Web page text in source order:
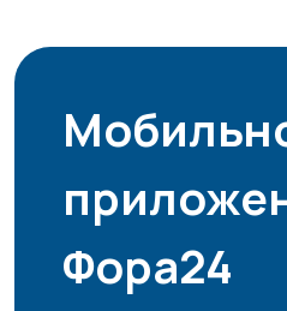
Офисный персонал
Фора24